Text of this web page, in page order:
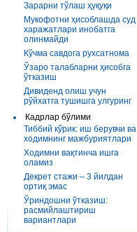
Зарарни тўлаш ҳуқуқи
Мукофотни ҳисоблашда суд
харажатлари инобатга
олинмайди
Кўчма савдога рухсатнома
Ўзаро талабларни ҳисобга
ўтказиш
Дивиденд олиш учун
рўйхатга тушишга улгуринг
Кадрлар бўлими
Тиббий кўрик: иш берувчи ва
ходимнинг мажбуриятлари
Ходимни вақтинча ишга
оламиз
Декрет стажи – 3 йилдан
ортиқ эмас
Ўриндошни ўтказиш:
расмийлаштириш
вариантлари